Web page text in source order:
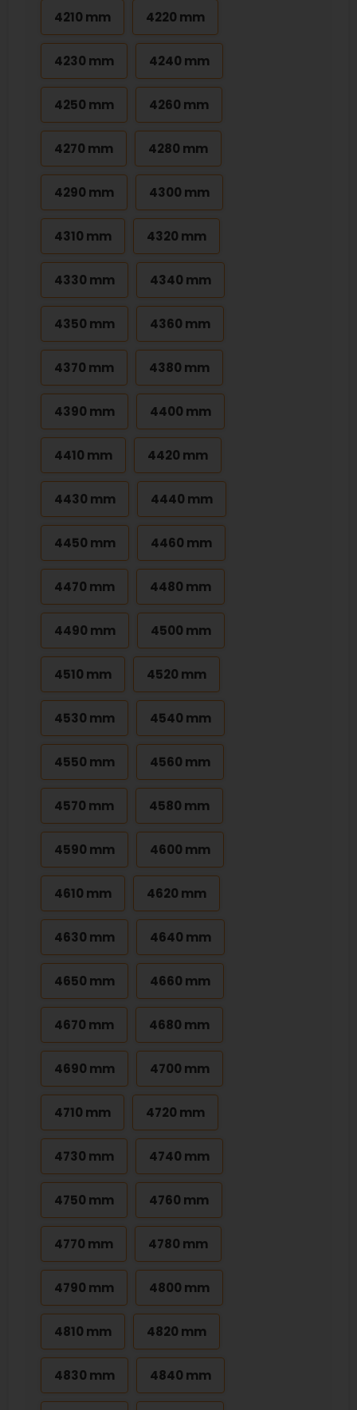
4210 mm 4220 mm
4230 mm 4240 mm
4250 mm 4260 mm
4270 mm 4280 mm
4290 mm 4300 mm
4310 mm 4320 mm
4330 mm 4340 mm
4350 mm 4360 mm
4370 mm 4380 mm
4390 mm 4400 mm
4410 mm 4420 mm
4430 mm 4440 mm
4450 mm 4460 mm
4470 mm 4480 mm
4490 mm 4500 mm
4510 mm 4520 mm
4530 mm 4540 mm
4550 mm 4560 mm
4570 mm 4580 mm
4590 mm 4600 mm
4610 mm 4620 mm
4630 mm 4640 mm
4650 mm 4660 mm
4670 mm 4680 mm
4690 mm 4700 mm
4710 mm 4720 mm
4730 mm 4740 mm
4750 mm 4760 mm
4770 mm 4780 mm
4790 mm 4800 mm
4810 mm 4820 mm
4830 mm 4840 mm